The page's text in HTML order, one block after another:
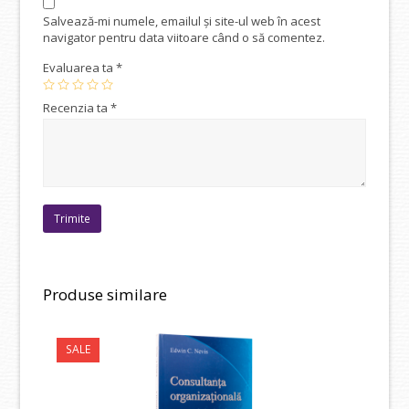
Salvează-mi numele, emailul și site-ul web în acest
navigator pentru data viitoare când o să comentez.
Evaluarea ta*
Recenzia ta*
Produse similare
SALE